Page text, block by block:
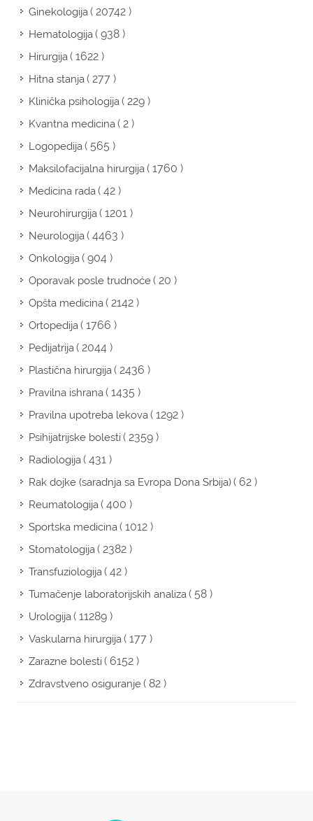
Ginekologija( 20742 )
Hematologija( 938 )
Hirurgija( 1622 )
Hitna stanja( 277 )
Klinička psihologija( 229 )
Kvantna medicina( 2 )
Logopedija( 565 )
Maksilofacijalna hirurgija( 1760 )
Medicina rada( 42 )
Neurohirurgija( 1201 )
Neurologija( 4463 )
Onkologija( 904 )
Oporavak posle trudnoće( 20 )
Opšta medicina( 2142 )
Ortopedija( 1766 )
Pedijatrija( 2044 )
Plastična hirurgija( 2436 )
Pravilna ishrana( 1435 )
Pravilna upotreba lekova( 1292 )
Psihijatrijske bolesti( 2359 )
Radiologija( 431 )
Rak dojke (saradnja sa Evropa Dona Srbija)( 62 )
Reumatologija( 400 )
Sportska medicina( 1012 )
Stomatologija( 2382 )
Transfuziologija( 42 )
Tumačenje laboratorijskih analiza( 58 )
Urologija( 11289 )
Vaskularna hirurgija( 177 )
Zarazne bolesti( 6152 )
Zdravstveno osiguranje( 82 )